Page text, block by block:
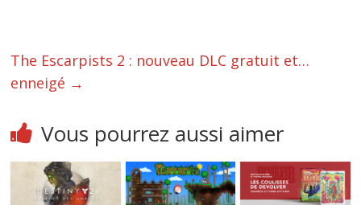
The Escarpists 2 : nouveau DLC gratuit et…
enneigé →
Vous pourrez aussi aimer